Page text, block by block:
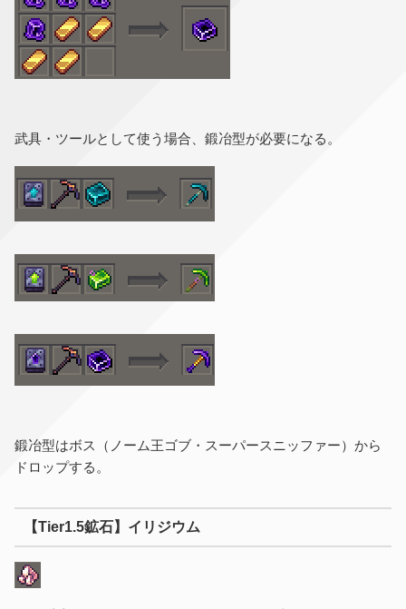
武具・ツールとして使う場合、鍛冶型が必要になる。
鍛冶型はボス（ノーム王ゴブ・スーパースニッファー）から
ドロップする。
【Tier1.5鉱石】イリジウム